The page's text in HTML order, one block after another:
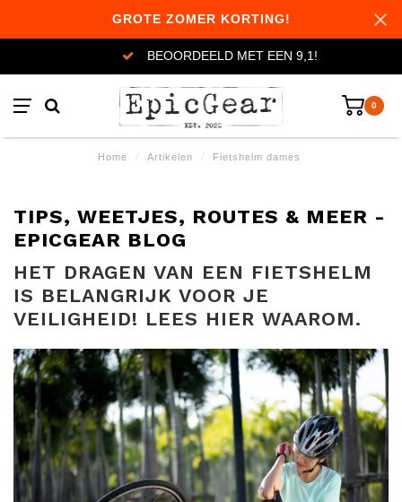
GROTE ZOMER KORTING!
BEOORDEELD MET EEN 9,1!
0
Home / Artikelen / Fietshelm dames
TIPS, WEETJES, ROUTES & MEER -
EPICGEAR BLOG
HET DRAGEN VAN EEN FIETSHELM
IS BELANGRIJK VOOR JE
VEILIGHEID! LEES HIER WAAROM.